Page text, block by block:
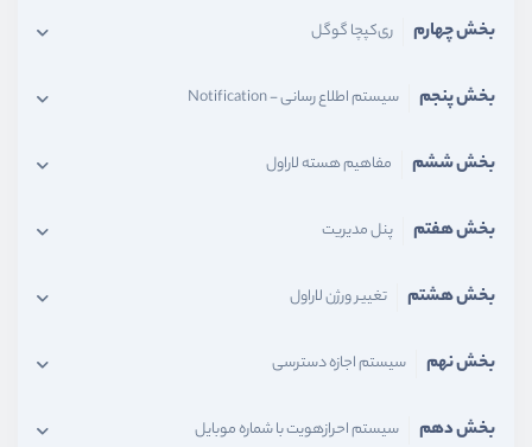
بخش چهارم ری‌کپچا گوگل
بخش پنجم سیستم اطلاع رسانی - Notification
بخش ششم مفاهیم هسته لاراول
بخش هفتم پنل مدیریت
بخش هشتم تغییر ورژن لاراول
بخش نهم سیستم اجازه دسترسی
بخش دهم سیستم احرازهویت با شماره موبایل